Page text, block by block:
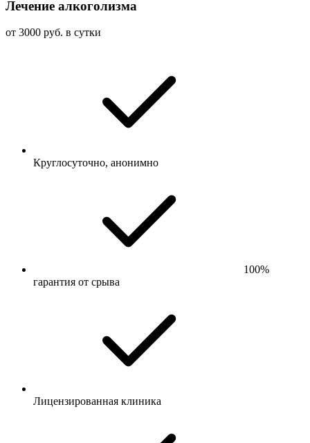
Лечение алкоголизма
от 3000 руб. в сутки
Круглосуточно, анонимно
100%
гарантия от срыва
Лицензированная клиника